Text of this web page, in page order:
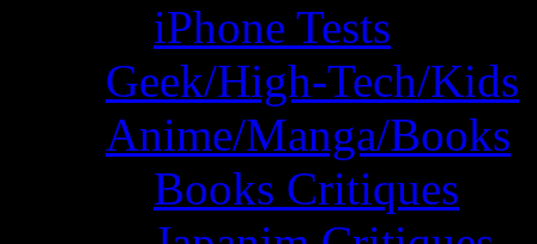
iPhone Tests
Geek/High-Tech/Kids
Anime/Manga/Books
Books Critiques